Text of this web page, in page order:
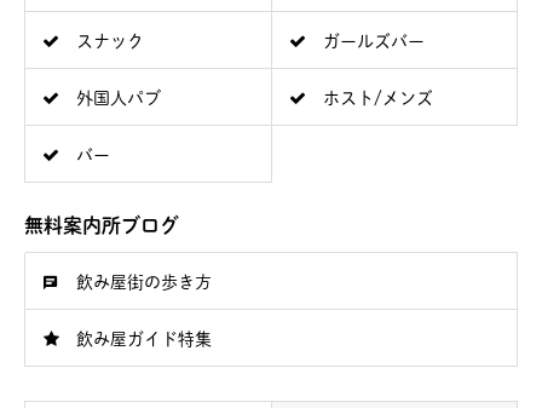
スナック ガールズバー
外国人パブ ホスト/メンズ
バー
無料案内所ブログ
飲み屋街の歩き方
飲み屋ガイド特集